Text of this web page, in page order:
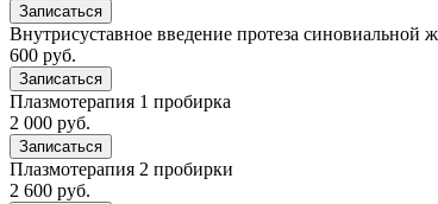
Записаться
Внутрисуставное введение протеза синовиальной
600 руб.
Записаться
Плазмотерапия 1 пробирка
2 000 руб.
Записаться
Плазмотерапия 2 пробирки
2 600 руб.